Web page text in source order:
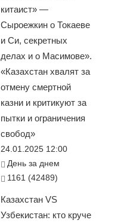
китаист» —
Сыроежкин о Токаеве
и Си, секретных
делах и о Масимове».
«Казахстан хвалят за
отмену смертной
казни и критикуют за
пытки и ограничения
свобод»
24.01.2025 12:00
День за днем
1161 (42489)
Казахстан VS
Узбекистан: кто круче